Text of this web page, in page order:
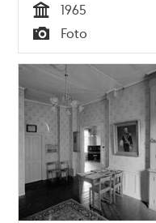
Tid
1965
Typ
Foto